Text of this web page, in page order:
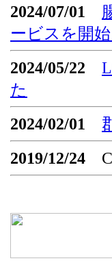
2024/07/01
ービスを開
2024/05/22
た
2024/02/01
2019/12/24